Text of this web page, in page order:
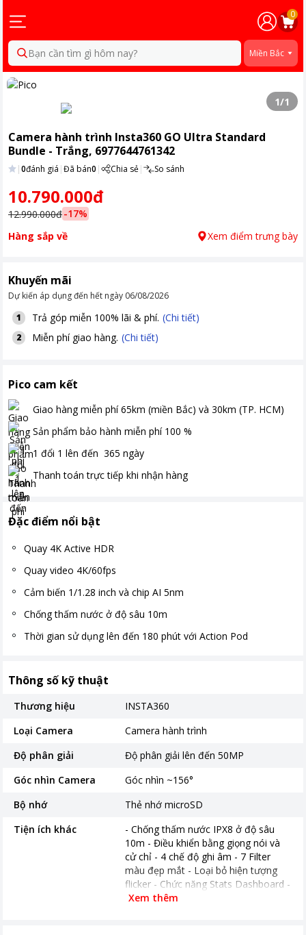
0
Bạn cần tìm gì hôm nay? Miền Bắc
1/1
Camera hành trình Insta360 GO Ultra Standard
Bundle - Trắng, 6977644761342
|0đánh giá |Đã bán0 | Chia sẻ| So sánh
10.790.000đ
12.990.000đ-17%
Hàng sắp về
Xem điểm trưng bày
Khuyến mãi
Dự kiến áp dụng đến hết ngày 06/08/2026
1
Trả góp miễn 100% lãi & phí. (Chi tiết)
2 Miễn phí giao hàng. (Chi tiết)
Pico cam kết
Giao hàng miễn phí 65km (miền Bắc) và 30km (TP. HCM)
Sản phẩm bảo hành miễn phí 100 %
1 đổi 1 lên đến 365 ngày
Thanh toán trực tiếp khi nhận hàng
Đặc điểm nổi bật
Quay 4K Active HDR
Quay video 4K/60fps
Cảm biến 1/1.28 inch và chip AI 5nm
Chống thấm nước ở độ sâu 10m
Thời gian sử dụng lên đến 180 phút với Action Pod
Thông số kỹ thuật
Thương hiệu
INSTA360
Loại Camera
Camera hành trình
Độ phân giải
Độ phân giải lên đến 50MP
Góc nhìn Camera
Góc nhìn ~156°
Bộ nhớ
Thẻ nhớ microSD
Tiện ích khác
- Chống thấm nước IPX8 ở độ sâu
10m - Điều khiển bằng giọng nói và
cử chỉ - 4 chế độ ghi âm - 7 Filter
màu đẹp mắt - Loại bỏ hiện tượng
flicker - Chức năng Stats Dashboard -
Trang bị ngàm nam châm - 3 chế độ
Xem thêm